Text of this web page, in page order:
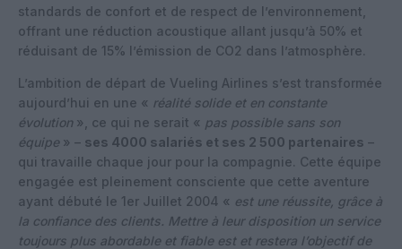
standards de confort et de respect de l’environnement,
offrant une réduction acoustique allant jusqu’à 50% et
réduisant de 15% l’émission de CO2 dans l’atmosphère.
L’ambition de départ de Vueling Airlines s’est transformée
aujourd’hui en une « réalité solide et en constante
évolution », ce qui ne serait « pas possible sans son
équipe » – ses 4000 salariés et ses 2 500 partenaires –
qui travaille chaque jour pour la compagnie. Cette équipe
engagée est pleinement consciente que cette aventure
ayant débuté le 1er Juillet 2004 « est une réussite, grâce à
la confiance des clients. Mettre à leur disposition un service
toujours plus abordable et fiable est et restera l’objectif de